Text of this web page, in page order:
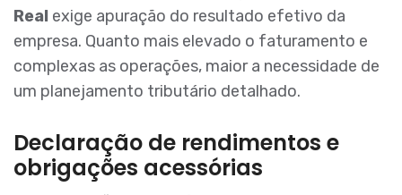
Real exige apuração do resultado efetivo da
empresa. Quanto mais elevado o faturamento e
complexas as operações, maior a necessidade de
um planejamento tributário detalhado.
Declaração de rendimentos e
obrigações acessórias